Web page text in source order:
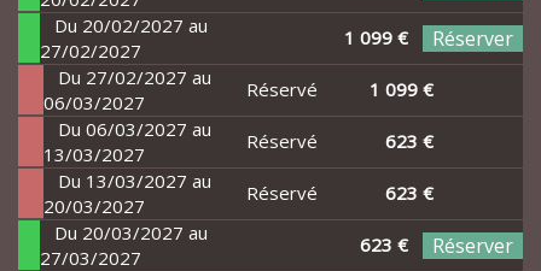
Du 20/02/2027 au
27/02/2027
1 099 € Réserver
Du 27/02/2027 au
06/03/2027
Réservé
1 099 €
Du 06/03/2027 au
13/03/2027
Réservé
623 €
Du 13/03/2027 au
20/03/2027
Réservé
623 €
Du 20/03/2027 au
27/03/2027
623 € Réserver